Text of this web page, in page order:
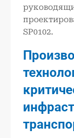
SP0102.